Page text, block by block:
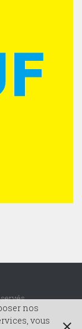
nos
vous